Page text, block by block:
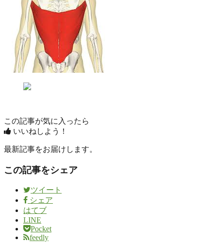
この記事が気に入ったら
いいねしよう！
最新記事をお届けします。
この記事をシェア
ツイート
シェア
はてブ
LINE
Pocket
feedly